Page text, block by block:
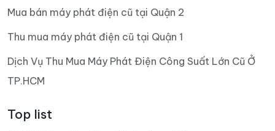
Mua bán máy phát điện cũ tại Quận 2
Thu mua máy phát điện cũ tại Quận 1
Dịch Vụ Thu Mua Máy Phát Điện Công Suất Lớn Cũ Ở
TP.HCM
Top list